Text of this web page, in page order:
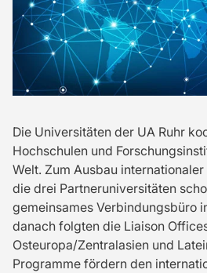
Die Universitäten der UA Ruhr
Hochschulen und
Welt. Zum Ausbau
die drei Partneruniversitäten
gemeinsames Verbindungsbüro
danach folgten die Liaison
Osteuropa/Zentralasien und
Programme fördern den